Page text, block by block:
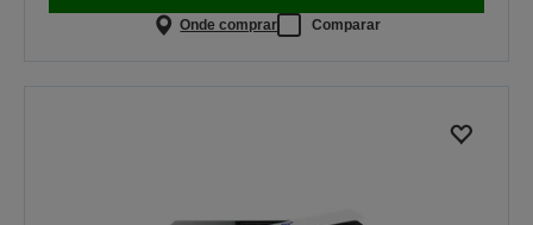
Onde comprar Comparar